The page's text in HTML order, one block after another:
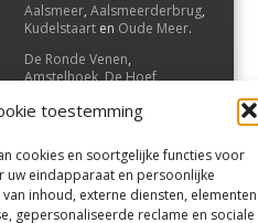
toestemming
cookies en soortgelijke functies voor
uw eindapparaat en persoonlijke
inhoud, externe diensten, elementen
gepersonaliseerde reclame en sociale
Aalsmeer, Aalsmeerderbrug,
Kudelstaart en Oude Meer.
De Ronde Venen,
Amstelhoek,De Hoef,
Vrouwenakker,Waverveen
UithoornenDe Kwakel.